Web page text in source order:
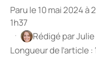
Paru le 10 mai 2024 à
1h37
·
Rédigé par
Longueur de l’article